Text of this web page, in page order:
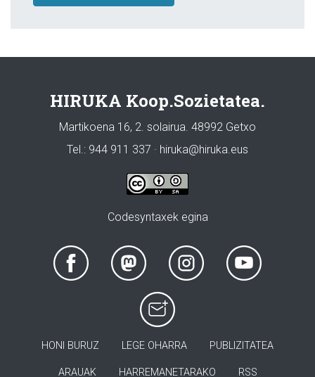
HIRUKA Koop.Sozietatea.
Martikoena 16, 2. solairua. 48992 Getxo
Tel.: 944 911 337 · hiruka@hiruka.eus
Codesyntaxek egina
HONI BURUZ LEGE OHARRA PUBLIZITATEA
ARAUAK HARREMANETARAKO RSS